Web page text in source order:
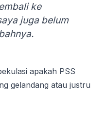
ke
juga belum
apakah PSS
gelandang atau justru